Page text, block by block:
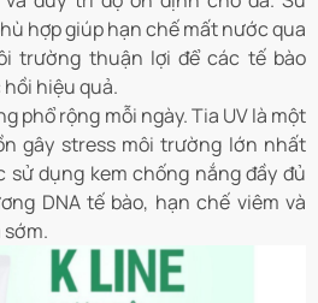
hợp giúp hạn chế mất nước qua
trường thuận lợi để các tế bào
hiệu quả.
phổ rộng mỗi ngày. Tia UV là một
gây stress môi trường lớn nhất
sử dụng kem chống nắng đầy đủ
DNA tế bào, hạn chế viêm và